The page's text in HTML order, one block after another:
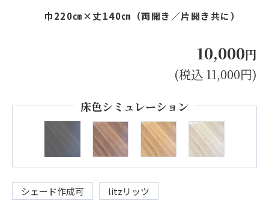
巾220㎝×丈140㎝（両開き／片開き共に）
10,000円
(税込 11,000円)
床色シミュレーション
シェード作成可 litzリッツ